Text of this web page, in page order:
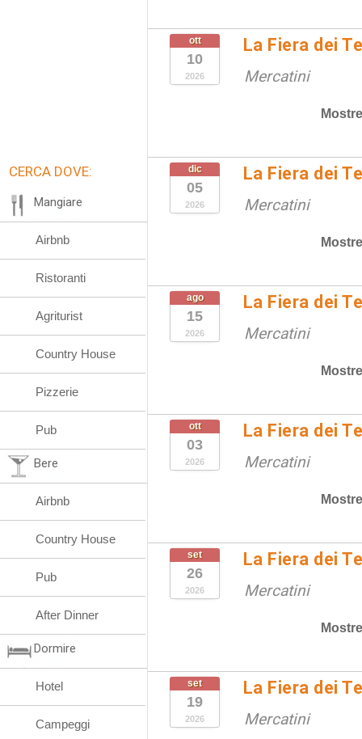
ott
10
2026
La Fiera dei
Mercatini
dic
05
2026
La Fiera dei
Mercatini
ago
15
2026
La Fiera dei
Mercatini
ott
03
2026
La Fiera dei
Mercatini
set
26
2026
La Fiera dei
Mercatini
set
19
2026
La Fiera dei
Mercatini
CERCA DOVE:
Mangiare
Airbnb
Ristoranti
Agriturist
Country House
Pizzerie
Pub
Bere
Airbnb
Country House
Pub
After Dinner
Dormire
Hotel
Campeggi